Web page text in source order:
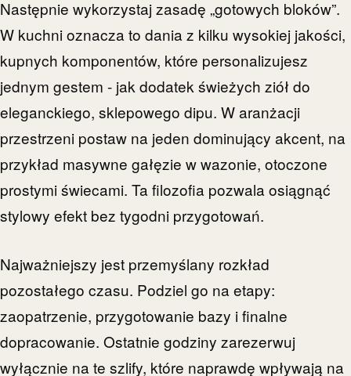
Następnie wykorzystaj zasadę „gotowych bloków”.
W kuchni oznacza to dania z kilku wysokiej jakości,
kupnych komponentów, które personalizujesz
jednym gestem - jak dodatek świeżych ziół do
eleganckiego, sklepowego dipu. W aranżacji
przestrzeni postaw na jeden dominujący akcent, na
przykład masywne gałęzie w wazonie, otoczone
prostymi świecami. Ta filozofia pozwala osiągnąć
stylowy efekt bez tygodni przygotowań.
Najważniejszy jest przemyślany rozkład
pozostałego czasu. Podziel go na etapy:
zaopatrzenie, przygotowanie bazy i finalne
dopracowanie. Ostatnie godziny zarezerwuj
wyłącznie na te szlify, które naprawdę wpływają na